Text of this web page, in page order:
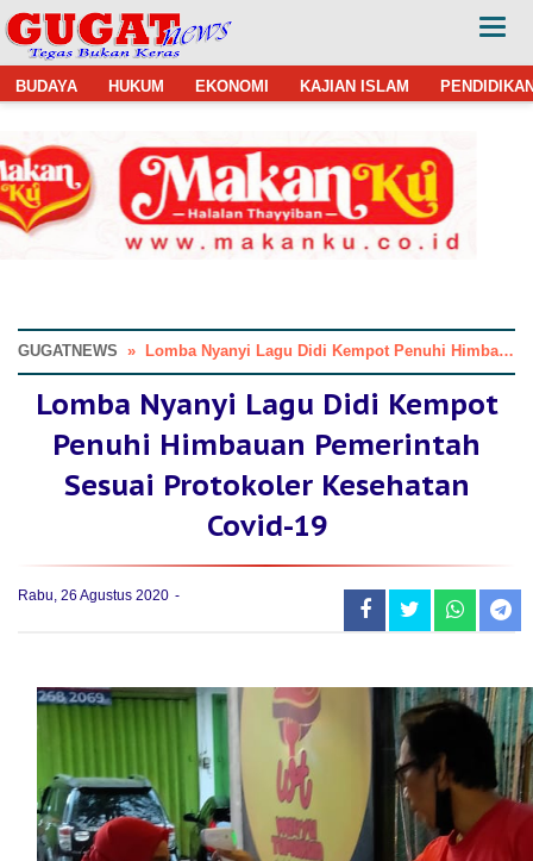
BUDAYA HUKUM EKONOMI KAJIAN ISLAM
GUGATNEWS » Lomba Nyanyi Lagu Didi Kempot Penuhi Himbauan Pemerintah Sesuai Protokoler Kesehatan Covid-19
Lomba Nyanyi Lagu Didi Kempot
Penuhi Himbauan Pemerintah
Sesuai Protokoler Kesehatan
Covid-19
Rabu, 26 Agustus 2020